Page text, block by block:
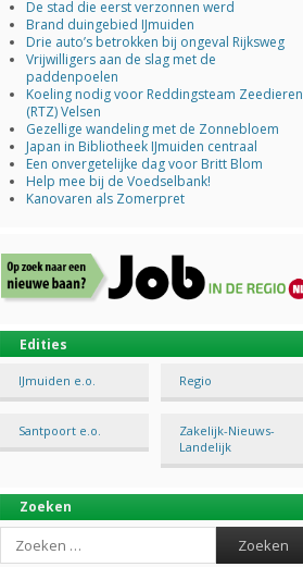
De stad die eerst verzonnen werd
Brand duingebied IJmuiden
Drie auto’s betrokken bij ongeval Rijksweg
Vrijwilligers aan de slag met de
paddenpoelen
Koeling nodig voor Reddingsteam Zeedieren
(RTZ) Velsen
Gezellige wandeling met de Zonnebloem
Japan in Bibliotheek IJmuiden centraal
Een onvergetelijke dag voor Britt Blom
Help mee bij de Voedselbank!
Kanovaren als Zomerpret
Edities
IJmuiden e.o. Regio
Santpoort e.o.
Zakelijk-Nieuws-
Landelijk
Zoeken
Search